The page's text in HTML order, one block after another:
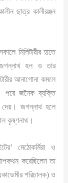
ছাত্র কালীরঞ্জন
মিলিটারীর হাতে
হল ও তার
আনাগোনা কমলে
পরে জনৈক ব্যক্তি
দেয়। জগন্নাথ হলে
কৃষ্ণনাথ।
মেঠোকর্মিরা ও
করেছিলেন তা
পরিচালক) ও